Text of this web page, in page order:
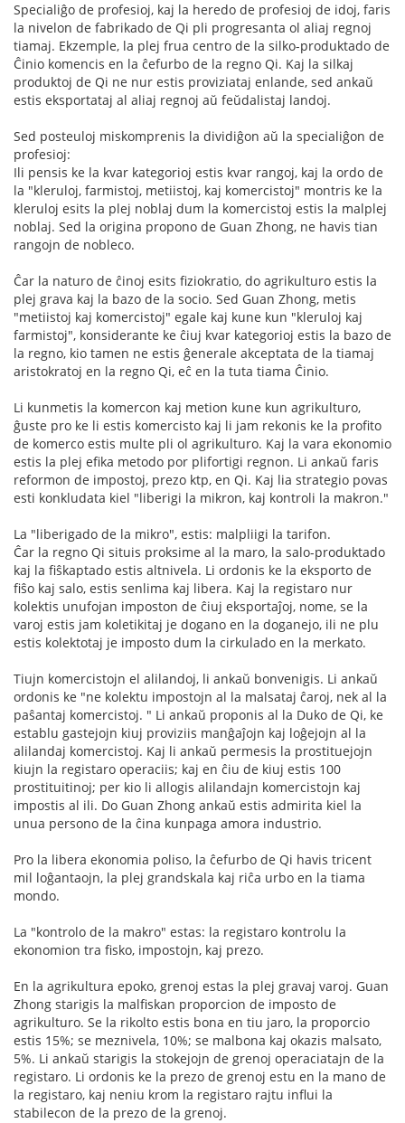
Specialiĝo de profesioj, kaj la heredo de profesioj de idoj, faris
la nivelon de fabrikado de Qi pli progresanta ol aliaj regnoj
tiamaj. Ekzemple, la plej frua centro de la silko-produktado de
Ĉinio komencis en la ĉefurbo de la regno Qi. Kaj la silkaj
produktoj de Qi ne nur estis proviziataj enlande, sed ankaŭ
estis eksportataj al aliaj regnoj aŭ feŭdalistaj landoj.
Sed posteuloj miskomprenis la dividiĝon aŭ la specialiĝon de
profesioj:
Ili pensis ke la kvar kategorioj estis kvar rangoj, kaj la ordo de
la "kleruloj, farmistoj, metiistoj, kaj komercistoj" montris ke la
kleruloj esits la plej noblaj dum la komercistoj estis la malplej
noblaj. Sed la origina propono de Guan Zhong, ne havis tian
rangojn de nobleco.
Ĉar la naturo de ĉinoj esits fiziokratio, do agrikulturo estis la
plej grava kaj la bazo de la socio. Sed Guan Zhong, metis
"metiistoj kaj komercistoj" egale kaj kune kun "kleruloj kaj
farmistoj", konsiderante ke ĉiuj kvar kategorioj estis la bazo de
la regno, kio tamen ne estis ĝenerale akceptata de la tiamaj
aristokratoj en la regno Qi, eĉ en la tuta tiama Ĉinio.
Li kunmetis la komercon kaj metion kune kun agrikulturo,
ĝuste pro ke li estis komercisto kaj li jam rekonis ke la profito
de komerco estis multe pli ol agrikulturo. Kaj la vara ekonomio
estis la plej efika metodo por plifortigi regnon. Li ankaŭ faris
reformon de impostoj, prezo ktp, en Qi. Kaj lia strategio povas
esti konkludata kiel "liberigi la mikron, kaj kontroli la makron."
La "liberigado de la mikro", estis: malpliigi la tarifon.
Ĉar la regno Qi situis proksime al la maro, la salo-produktado
kaj la fiŝkaptado estis altnivela. Li ordonis ke la eksporto de
fiŝo kaj salo, estis senlima kaj libera. Kaj la registaro nur
kolektis unufojan imposton de ĉiuj eksportaĵoj, nome, se la
varoj estis jam koletikitaj je dogano en la doganejo, ili ne plu
estis kolektotaj je imposto dum la cirkulado en la merkato.
Tiujn komercistojn el alilandoj, li ankaŭ bonvenigis. Li ankaŭ
ordonis ke "ne kolektu impostojn al la malsataj ĉaroj, nek al la
paŝantaj komercistoj. " Li ankaŭ proponis al la Duko de Qi, ke
establu gastejojn kiuj proviziis manĝaĵojn kaj loĝejojn al la
alilandaj komercistoj. Kaj li ankaŭ permesis la prostituejojn
kiujn la registaro operaciis; kaj en ĉiu de kiuj estis 100
prostituitinoj; per kio li allogis alilandajn komercistojn kaj
impostis al ili. Do Guan Zhong ankaŭ estis admirita kiel la
unua persono de la ĉina kunpaga amora industrio.
Pro la libera ekonomia poliso, la ĉefurbo de Qi havis tricent
mil loĝantaojn, la plej grandskala kaj riĉa urbo en la tiama
mondo.
La "kontrolo de la makro" estas: la registaro kontrolu la
ekonomion tra fisko, impostojn, kaj prezo.
En la agrikultura epoko, grenoj estas la plej gravaj varoj. Guan
Zhong starigis la malfiskan proporcion de imposto de
agrikulturo. Se la rikolto estis bona en tiu jaro, la proporcio
estis 15%; se meznivela, 10%; se malbona kaj okazis malsato,
5%. Li ankaŭ starigis la stokejojn de grenoj operaciatajn de la
registaro. Li ordonis ke la prezo de grenoj estu en la mano de
la registaro, kaj neniu krom la registaro rajtu influi la
stabilecon de la prezo de la grenoj.